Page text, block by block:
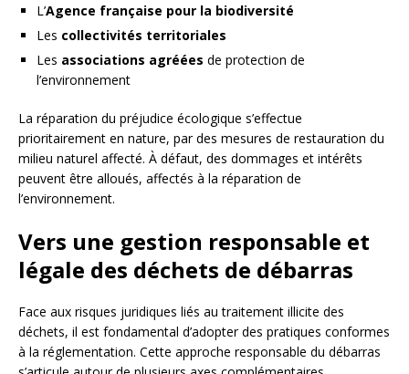
L’Agence française pour la biodiversité
Les collectivités territoriales
Les associations agréées de protection de
l’environnement
La réparation du préjudice écologique s’effectue
prioritairement en nature, par des mesures de restauration du
milieu naturel affecté. À défaut, des dommages et intérêts
peuvent être alloués, affectés à la réparation de
l’environnement.
Vers une gestion responsable et
légale des déchets de débarras
Face aux risques juridiques liés au traitement illicite des
déchets, il est fondamental d’adopter des pratiques conformes
à la réglementation. Cette approche responsable du débarras